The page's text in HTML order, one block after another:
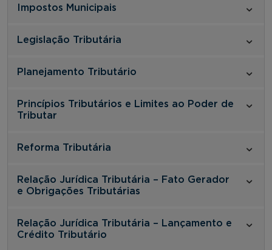
Impostos Municipais
Legislação Tributária
Planejamento Tributário
Princípios Tributários e Limites ao Poder de
Tributar
Reforma Tributária
Relação Jurídica Tributária – Fato Gerador
e Obrigações Tributárias
Relação Jurídica Tributária – Lançamento e
Crédito Tributário